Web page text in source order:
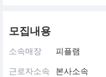
모집내용
소속매장 피플램
근로자소속 본사소속